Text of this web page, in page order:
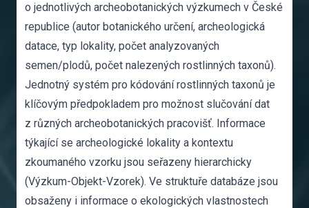
o jednotlivých archeobotanických výzkumech v České
republice (autor botanického určení, archeologická
datace, typ lokality, počet analyzovaných
semen/plodů, počet nalezených rostlinných taxonů).
Jednotný systém pro kódování rostlinných taxonů je
klíčovým předpokladem pro možnost slučování dat
z různých archeobotanických pracovišť. Informace
týkající se archeologické lokality a kontextu
zkoumaného vzorku jsou seřazeny hierarchicky
(Výzkum-Objekt-Vzorek). Ve struktuře databáze jsou
obsaženy i informace o ekologických vlastnostech